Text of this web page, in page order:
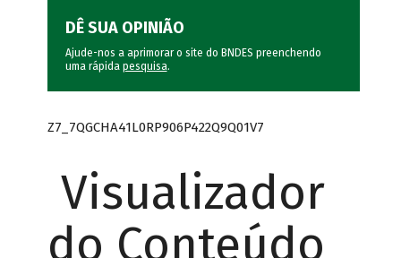
DÊ SUA OPINIÃO
Ajude-nos a aprimorar o site do BNDES preenchendo
uma rápida pesquisa.
Z7_7QGCHA41L0RP906P422Q9Q01V7
Visualizador
do Conteúdo